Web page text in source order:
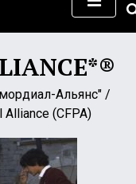
Альянс" /
(CFPA)